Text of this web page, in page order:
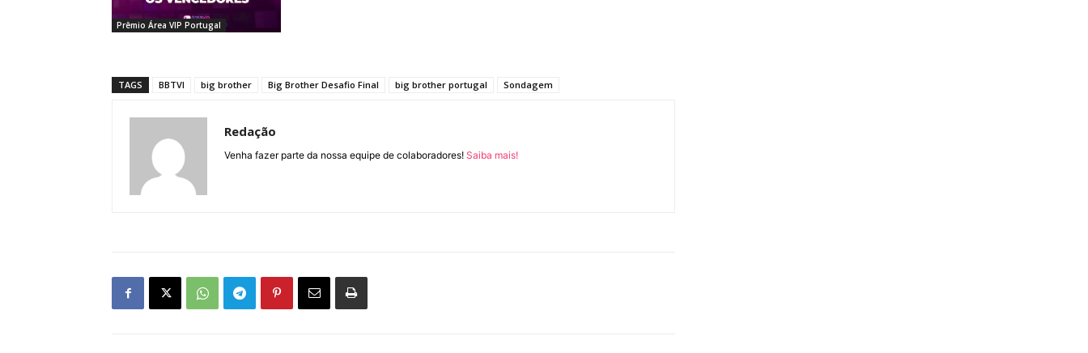
Prêmio Área VIP Portugal
TAGS BBTVI big brother Big Brother Desafio Final big brother portugal Sondagem
Redação
Venha fazer parte da nossa equipe de colaboradores! Saiba mais!